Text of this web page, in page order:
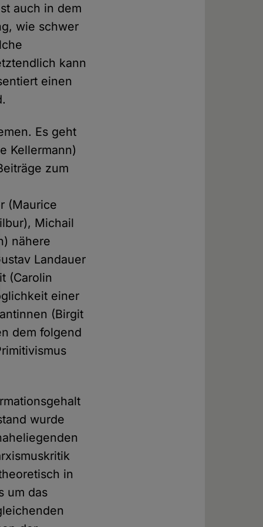
auch in dem
wie schwer
kann
einen
Es geht
Kellermann)
zum
(Maurice
Michail
nähere
Landauer
(Carolin
einer
(Birgit
dem folgend
wurde
in
um das